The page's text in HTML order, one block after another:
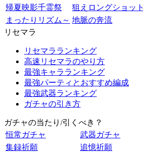
帰夏映影千霊祭
狙えロングショット
まったりリズム～ 地脈の奔流
リセマラ
リセマラランキング
高速リセマラのやり方
最強キャラランキング
最強パーティとおすすめ編成
最強武器ランキング
ガチャの引き方
ガチャの当たり/引くべき？
恒常ガチャ
武器ガチャ
集録祈願
追憶祈願